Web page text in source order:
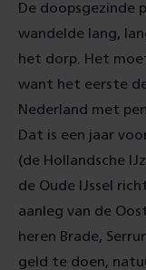
De doopsgezinde
wandelde lang,
het dorp. Het
want het eerste
Nederland met
Dat is een jaar
(de Hollandsche
de Oude IJssel
aanleg van de
heren Brade,
geld te doen,